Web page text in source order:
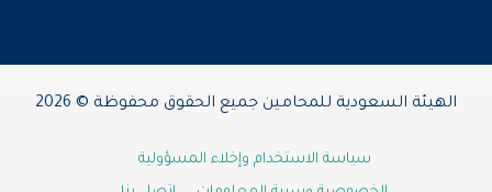
الهيئة السعودية للمحامين جميع الحقوق محفوظة © 2026
سياسة الاستخدام وإخلاء المسؤولية